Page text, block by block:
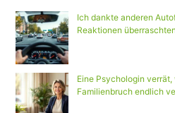
Ich dankte anderen
Reaktionen
Eine Psychologin
Familienbruch endlich